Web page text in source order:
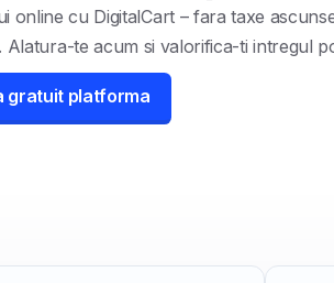
online cu DigitalCart – fara taxe
te acum si valorifica-ti intregul
gratuit platforma